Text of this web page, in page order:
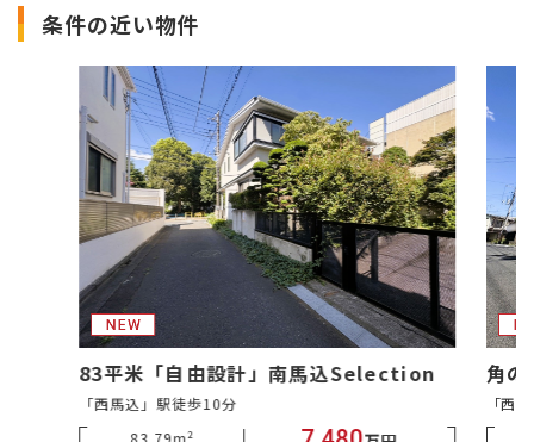
条件の近い物件
83平米「自由設計」南馬込Selection
「西馬込」駅徒歩10分
83.79m²
角
「西